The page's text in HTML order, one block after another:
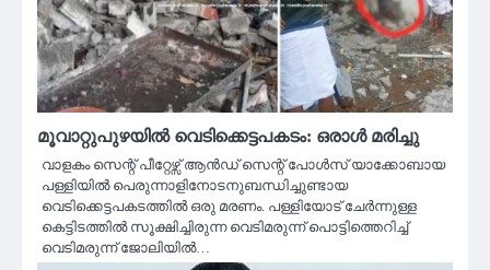
മൂവാറ്റുപുഴയിൽ വെടിക്കെട്ടപകടം: ഒരാൾ മരിച്ചു
വാളകം സെന്റ് പീറ്റേഴ്സ് ആൻഡ് സെന്റ് പോൾസ് യാക്കോബായ
പള്ളിയിൽ പെരുന്നാളിനോടനുബന്ധിച്ചുണ്ടായ
വെടിക്കെട്ടപകടത്തിൽ ഒരു മരണം. പള്ളിയോട് ചേർന്നുള്ള
കെട്ടിടത്തിൽ സൂക്ഷിച്ചിരുന്ന വെടിമരുന്ന് പൊട്ടിത്തെറിച്ച്
വെടിമരുന്ന് ജോലിയിൽ…